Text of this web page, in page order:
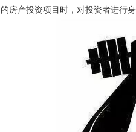
房产投资项目时，对投资者进行